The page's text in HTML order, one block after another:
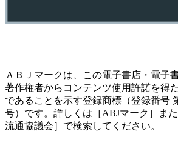
ＡＢＪマークは、この電子書店・電子
著作権者からコンテンツ使用許諾を得
であることを示す登録商標（登録番号
号）です。詳しくは［ABJマーク］ま
流通協議会］で検索してください。